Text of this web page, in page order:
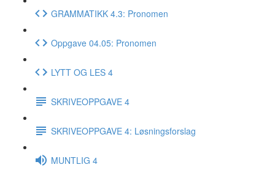
GRAMMATIKK 4.3: Pronomen
Oppgave 04.05: Pronomen
LYTT OG LES 4
SKRIVEOPPGAVE 4
SKRIVEOPPGAVE 4: Løsningsforslag
MUNTLIG 4